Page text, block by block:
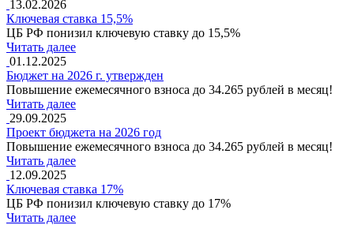
13.02.2026
Ключевая ставка 15,5%
ЦБ РФ понизил ключевую ставку до 15,5%
Читать далее
01.12.2025
Бюджет на 2026 г. утвержден
Повышение ежемесячного взноса до 34.265 рублей в месяц!
Читать далее
29.09.2025
Проект бюджета на 2026 год
Повышение ежемесячного взноса до 34.265 рублей в месяц!
Читать далее
12.09.2025
Ключевая ставка 17%
ЦБ РФ понизил ключевую ставку до 17%
Читать далее